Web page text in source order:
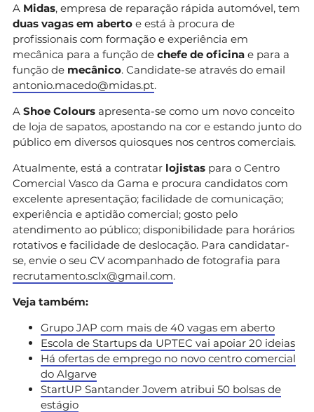
A Midas, empresa de reparação rápida automóvel, tem
duas vagas em aberto e está à procura de
profissionais com formação e experiência em
mecânica para a função de chefe de oficina e para a
função de mecânico. Candidate-se através do email
antonio.macedo@midas.pt.
A Shoe Colours apresenta-se como um novo conceito
de loja de sapatos, apostando na cor e estando junto do
público em diversos quiosques nos centros comerciais.
Atualmente, está a contratar lojistas para o Centro
Comercial Vasco da Gama e procura candidatos com
excelente apresentação; facilidade de comunicação;
experiência e aptidão comercial; gosto pelo
atendimento ao público; disponibilidade para horários
rotativos e facilidade de deslocação. Para candidatar-
se, envie o seu CV acompanhado de fotografia para
recrutamento.sclx@gmail.com.
Veja também:
Grupo JAP com mais de 40 vagas em aberto
Escola de Startups da UPTEC vai apoiar 20 ideias
Há ofertas de emprego no novo centro comercial
do Algarve
StartUP Santander Jovem atribui 50 bolsas de
estágio